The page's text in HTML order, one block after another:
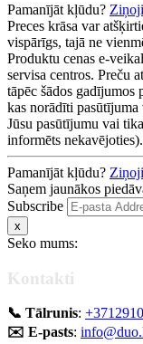
Pamanījāt kļūdu?
Preces krāsa var
vispārīgs, tajā ne
Produktu cenas e-
servisa centros. Preču
tāpēc šādos gadījumos
kas norādīti
Jūsu pasūtījumu vai
informēts nekavējoties).
Pamanījāt kļūdu?
Saņem jaunākos
Subscribe
x
Seko mums:
Kontakti
📞 Tālrunis:
✉️ E-pasts: